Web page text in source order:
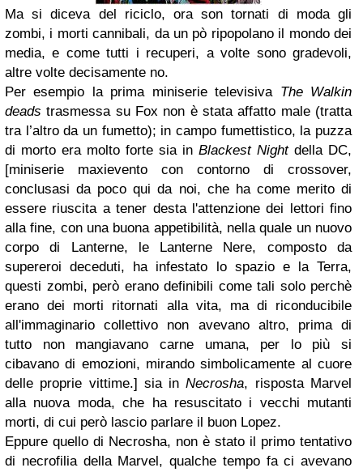
Ma si diceva del riciclo, ora son tornati di moda gli
zombi, i morti cannibali, da un pò ripopolano il mondo dei
media, e come tutti i recuperi, a volte sono gradevoli,
altre volte decisamente no.
Per esempio la prima miniserie televisiva The Walkin
deads trasmessa su Fox non è stata affatto male (tratta
tra l’altro da un fumetto); in campo fumettistico, la puzza
di morto era molto forte sia in Blackest Nightdella DC,
[miniserie maxievento con contorno di crossover,
conclusasi da poco qui da noi, che ha come merito di
essere riuscita a tener desta l'attenzione dei lettori fino
alla fine, con una buona appetibilità, nella quale un nuovo
corpo di Lanterne, le Lanterne Nere, composto da
supereroi deceduti, ha infestato lo spazio e la Terra,
questi zombi, però erano definibili come tali solo perchè
erano dei morti ritornati alla vita, ma di riconducibile
all'immaginario collettivo non avevano altro, prima di
tutto non mangiavano carne umana, per lo più si
cibavano di emozioni, mirando simbolicamente al cuore
delle proprie vittime.] sia inNecrosha, risposta Marvel
alla nuova moda, che ha resuscitato i vecchi mutanti
morti, di cui però lascio parlare il buon Lopez.
Eppure quello di Necrosha, non è stato il primo tentativo
di necrofilia della Marvel, qualche tempo fa ci avevano